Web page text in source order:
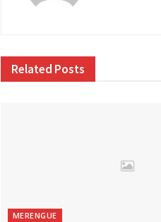
Related Posts
MERENGUE